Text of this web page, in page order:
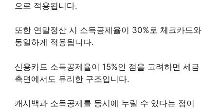
으로 적용됩니다.
또한 연말정산 시 소득공제율이 30%로 체크카드와
동일하게 적용됩니다.
신용카드 소득공제율이 15%인 점을 고려하면 세금
측면에서도 유리한 구조입니다.
캐시백과 소득공제를 동시에 누릴 수 있다는 점이